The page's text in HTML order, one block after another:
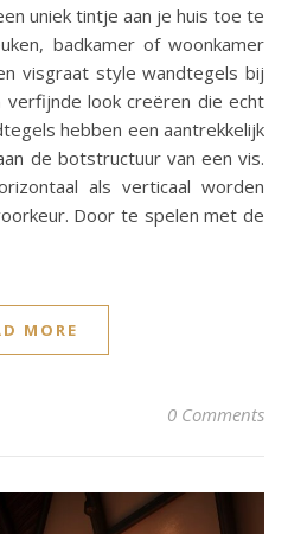
uniek tintje aan je huis toe te
badkamer of woonkamer
visgraat style wandtegels bij
verfijnde look creëren die echt
hebben een aantrekkelijk
de botstructuur van een vis.
als verticaal worden
Door te spelen met de
MORE
0 Comments